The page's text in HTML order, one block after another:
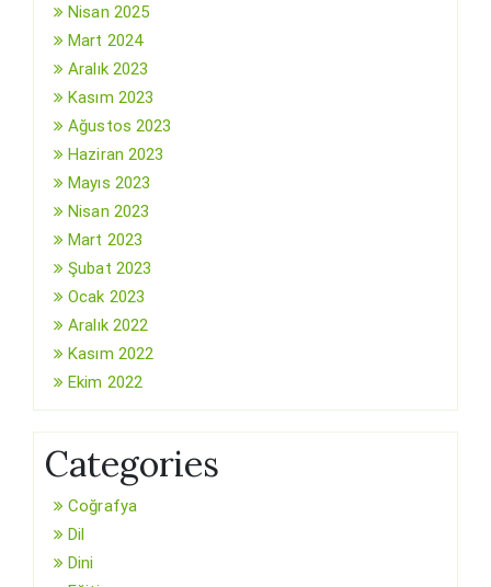
Nisan 2025
Mart 2024
Aralık 2023
Kasım 2023
Ağustos 2023
Haziran 2023
Mayıs 2023
Nisan 2023
Mart 2023
Şubat 2023
Ocak 2023
Aralık 2022
Kasım 2022
Ekim 2022
Categories
Coğrafya
Dil
Dini